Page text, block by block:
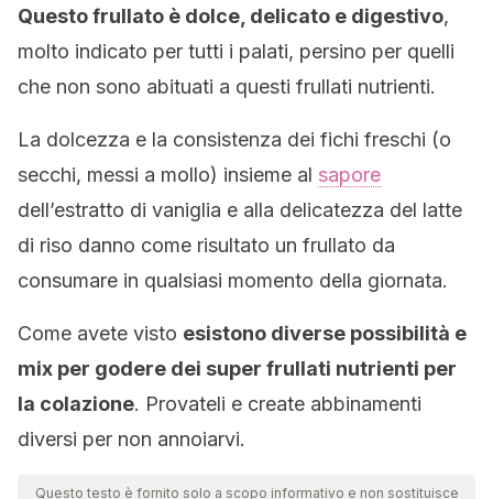
Questo frullato è dolce, delicato e digestivo,
molto indicato per tutti i palati, persino per quelli
che non sono abituati a questi frullati nutrienti.
La dolcezza e la consistenza dei fichi freschi (o
secchi, messi a mollo) insieme al sapore
dell’estratto di vaniglia e alla delicatezza del latte
di riso danno come risultato un frullato da
consumare in qualsiasi momento della giornata.
Come avete visto esistono diverse possibilità e
mix per godere dei super frullati nutrienti per
la colazione. Provateli e create abbinamenti
diversi per non annoiarvi.
Questo testo è fornito solo a scopo informativo e non sostituisce